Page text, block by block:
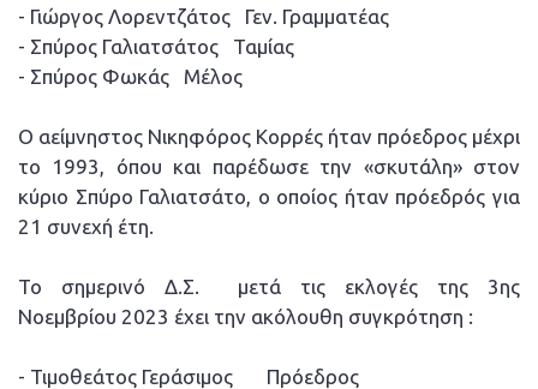
- Γιώργος Λορεντζάτος Γεν. Γραμματέας
- Σπύρος Γαλιατσάτος Ταμίας
- Σπύρος Φωκάς Μέλος
Ο αείμνηστος Νικηφόρος Κορρές ήταν πρόεδρος μέχρι
το 1993, όπου και παρέδωσε την «σκυτάλη» στον
κύριο Σπύρο Γαλιατσάτο, ο οποίος ήταν πρόεδρός για
21 συνεχή έτη.
Το σημερινό Δ.Σ. μετά τις εκλογές της 3ης
Νοεμβρίου 2023 έχει την ακόλουθη συγκρότηση :
- Τιμοθεάτος Γεράσιμος Πρόεδρος